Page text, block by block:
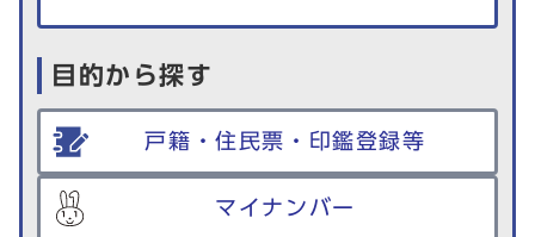
目的から探す
戸籍・住民票・印鑑登録等
マイナンバー